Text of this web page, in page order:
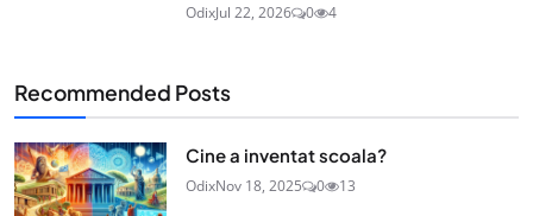
OdixJul 22, 2026 0 4
Recommended Posts
Cine a inventat scoala?
OdixNov 18, 2025 0 13